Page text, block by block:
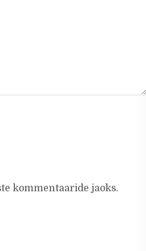
kommentaaride jaoks.